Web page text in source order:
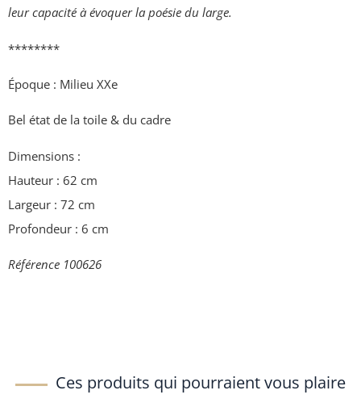
leur capacité à évoquer la poésie du large.
********
Époque : Milieu XXe
Bel état de la toile & du cadre
Dimensions :
Hauteur : 62 cm
Largeur : 72 cm
Profondeur : 6 cm
Référence 100626
Ces produits qui pourraient vous plaire